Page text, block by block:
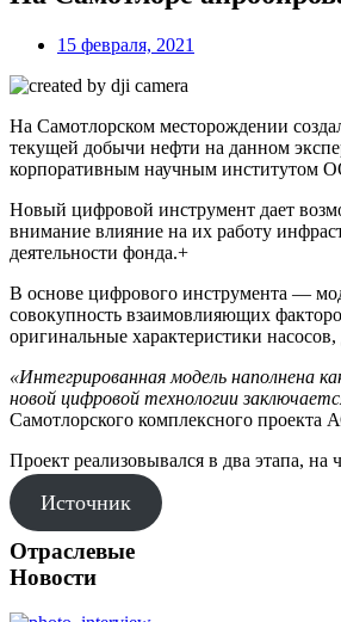
15 февраля, 2021
На Самотлорском месторождении
текущей добычи нефти на данном
корпоративным научным
Новый цифровой инструмент дает
внимание влияние на их работу
деятельности фонда.+
В основе цифрового инструмента —
совокупность взаимовлияющих
оригинальные характеристики
«Интегрированная модель наполнена
новой цифровой технологии
Самотлорского комплексного проекта
Проект реализовывался в два этапа, на
Источник
Отраслевые
Новости